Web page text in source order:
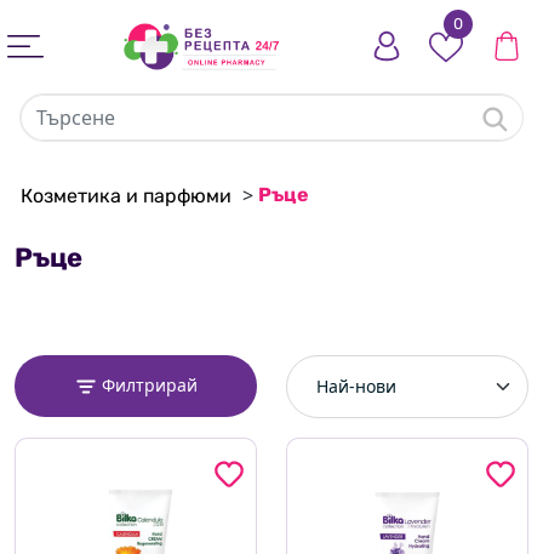
0
Козметика и парфюми > Ръце
Ръце
Филтрирай